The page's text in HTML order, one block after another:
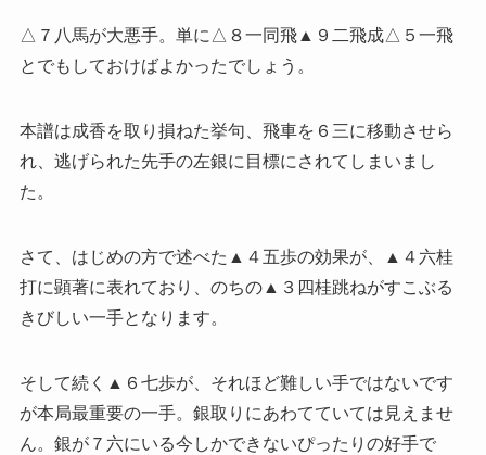
△７八馬が大悪手。単に△８一同飛▲９二飛成△５一飛
とでもしておけばよかったでしょう。
本譜は成香を取り損ねた挙句、飛車を６三に移動させら
れ、逃げられた先手の左銀に目標にされてしまいまし
た。
さて、はじめの方で述べた▲４五歩の効果が、▲４六桂
打に顕著に表れており、のちの▲３四桂跳ねがすこぶる
きびしい一手となります。
そして続く▲６七歩が、それほど難しい手ではないです
が本局最重要の一手。銀取りにあわてていては見えませ
ん。銀が７六にいる今しかできないぴったりの好手で